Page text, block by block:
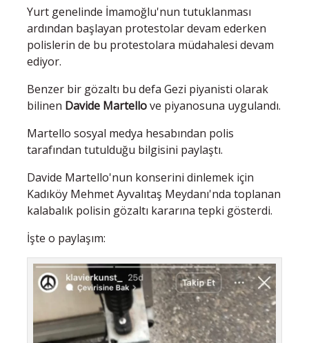
Yurt genelinde İmamoğlu'nun tutuklanması
ardından başlayan protestolar devam ederken
polislerin de bu protestolara müdahalesi devam
ediyor.
Benzer bir gözaltı bu defa Gezi piyanisti olarak
bilinen Davide Martellove piyanosuna uygulandı.
Martello sosyal medya hesabından polis
tarafından tutulduğu bilgisini paylaştı.
Davide Martello'nun konserini dinlemek için
Kadıköy Mehmet Ayvalıtaş Meydanı'nda toplanan
kalabalık polisin gözaltı kararına tepki gösterdi.
İşte o paylaşım: